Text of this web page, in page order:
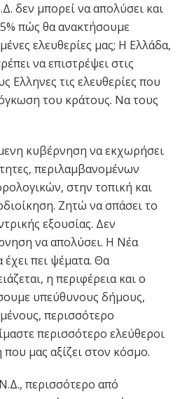
δεν μπορεί να απολύσει και
πώς θα ανακτήσουμε
ελευθερίες μας; Η Ελλάδα,
να επιστρέψει στις
Ελληνες τις ελευθερίες που
του κράτους. Να τους
κυβέρνηση να εκχωρήσει
περιλαμβανομένων
στην τοπική και
Ζητώ να σπάσει το
εξουσίας. Δεν
να απολύσει. Η Νέα
πει ψέματα. Θα
η περιφέρεια και ο
υπεύθυνους δήμους,
περισσότερο
περισσότερο ελεύθεροι
μας αξίζει στον κόσμο.
περισσότερο από